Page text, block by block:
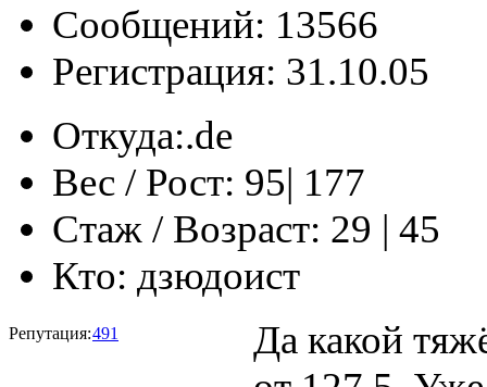
Сообщений: 13566
Регистрация: 31.10.05
Откуда:‎‏‎‏.de
Вес / Рост: 95| 177
Стаж / Возраст: 29 | 45
Кто: дзюдоист
Репутация:491
Да какой